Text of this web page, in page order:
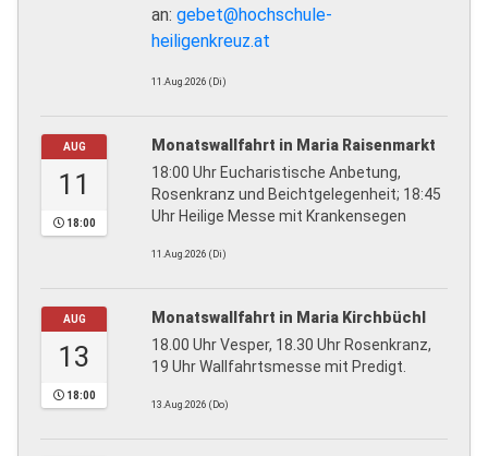
an: gebet@hochschule-
heiligenkreuz.at
11.Aug.2026 (Di)
AUG
11
18:00
Monatswallfahrt in Maria Raisenmarkt
18:00 Uhr Eucharistische Anbetung,
Rosenkranz und Beichtgelegenheit; 18:45
Uhr Heilige Messe mit Krankensegen
11.Aug.2026 (Di)
AUG
13
18:00
Monatswallfahrt in Maria Kirchbüchl
18.00 Uhr Vesper, 18.30 Uhr Rosenkranz,
19 Uhr Wallfahrtsmesse mit Predigt.
13.Aug.2026 (Do)